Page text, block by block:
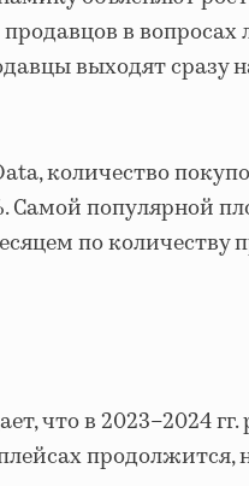
в вопросах
выходят сразу
количество
Самой популярной
по количеству
что в 2023–2024 гг.
продолжится,